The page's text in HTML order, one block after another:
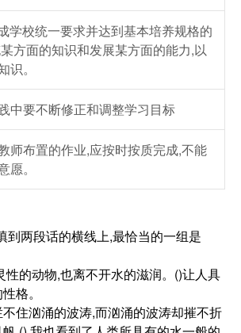
学校统一要求并达到基本培养规格的
方面的知识和发展某方面的能力,以
识。
中要不断修正和调整学习目标
师布置的作业,应按时按质完成,不能
愿。
到两段话的横线上,最恰当的一组是
性的动物,也离不开水的滋润。()让人具
格。
住汹涌的波涛,而汹涌的波涛却摧不折